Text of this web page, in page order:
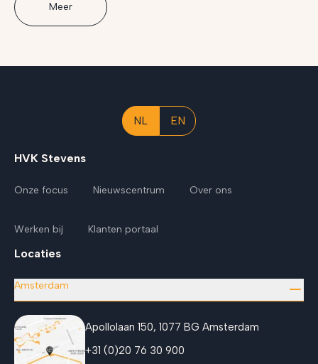
Meer
NL EN
HVK Stevens
Onze focus Nieuwscentrum Over ons
Werken bij Klanten portaal
Locaties
Amsterdam
Apollolaan 150, 1077 BG Amsterdam
+31 (0)20 76 30 900